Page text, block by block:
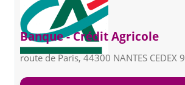
Banque - Crédit Agricole
route de Paris, 44300 NANTES CEDEX 9